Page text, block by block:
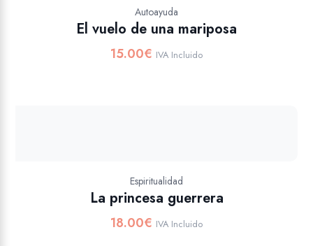
Autoayuda
El vuelo de una mariposa
15.00€ IVA Incluido
Espiritualidad
La princesa guerrera
18.00€ IVA Incluido